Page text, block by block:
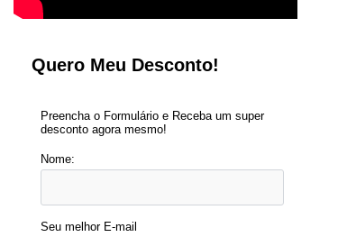
Quero Meu Desconto!
Preencha o Formulário e Receba um super
desconto agora mesmo!
Nome:
Seu melhor E-mail